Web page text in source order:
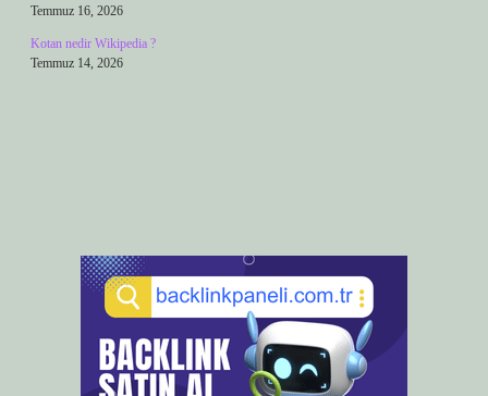
Temmuz 16, 2026
Kotan nedir Wikipedia ?
Temmuz 14, 2026